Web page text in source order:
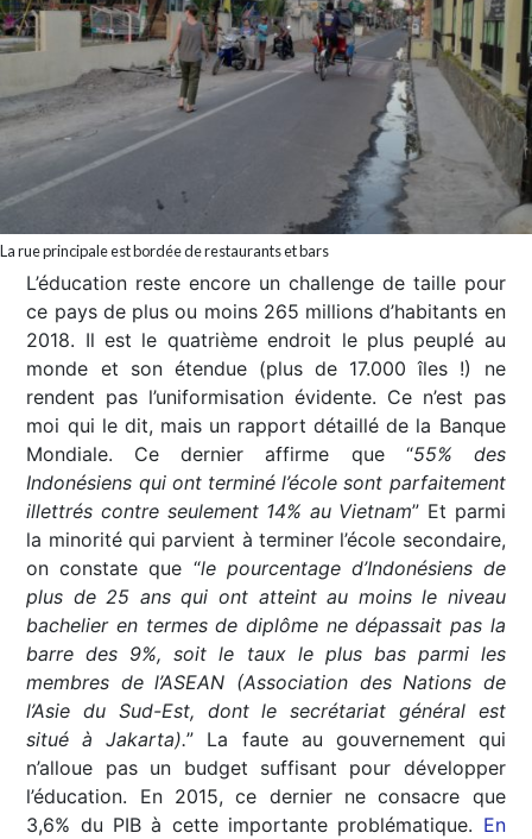
La rue principale est bordée de restaurants et bars
L’éducation reste encore un challenge de taille pour
ce pays de plus ou moins 265 millions d’habitants en
2018. Il est le quatrième endroit le plus peuplé au
monde et son étendue (plus de 17.000 îles !) ne
rendent pas l’uniformisation évidente. Ce n’est pas
moi qui le dit, mais un rapport détaillé de la Banque
Mondiale. Ce dernier affirme que “55% des
Indonésiens qui ont terminé l’école sont parfaitement
illettrés contre seulement 14% au Vietnam” Et parmi
la minorité qui parvient à terminer l’école secondaire,
on constate que “le pourcentage d’Indonésiens de
plus de 25 ans qui ont atteint au moins le niveau
bachelier en termes de diplôme ne dépassait pas la
barre des 9%, soit le taux le plus bas parmi les
membres de l’ASEAN (Association des Nations de
l’Asie du Sud-Est, dont le secrétariat général est
situé à Jakarta).” La faute au gouvernement qui
n’alloue pas un budget suffisant pour développer
l’éducation. En 2015, ce dernier ne consacre que
3,6% du PIB à cette importante problématique. En